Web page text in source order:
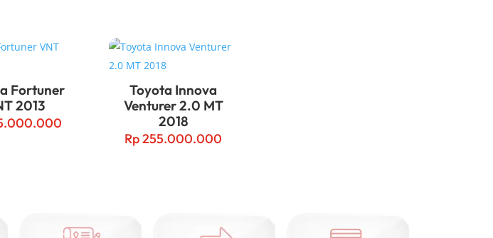
Fortuner
2013
Toyota Innova
Venturer 2.0 MT
2018
Rp255.000.000